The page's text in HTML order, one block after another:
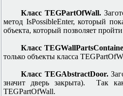
Класс TEGPartOfWall.
метод IsPossibleEnter, который
объекта, который позволяет
Класс
только объекты класса
Класс TEGAbstractDoor.
значит дверь закрыта). Так
TEGPartOfWall.